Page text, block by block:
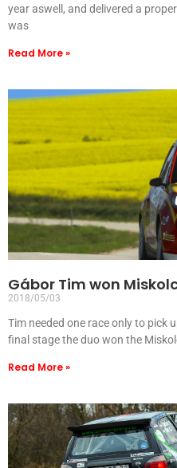
year aswell, and delivered a
was
Read More »
Gábor Tim won
2018/05/03
Tim needed one race only to pick
final stage the duo won the
Read More »